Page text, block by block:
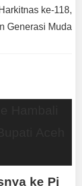
ke-118,
Generasi Muda
ke Pj